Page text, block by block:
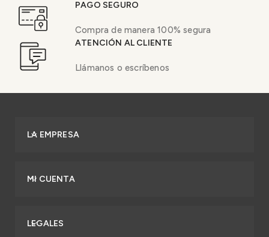
PAGO SEGURO
Compra de manera 100% segura
ATENCIÓN AL CLIENTE
Llámanos o escríbenos
LA EMPRESA
MI CUENTA
LEGALES